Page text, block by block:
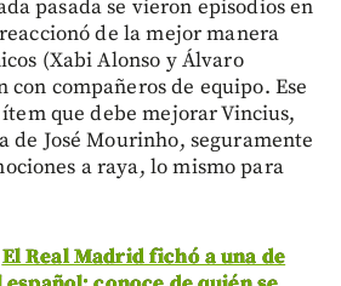
pasada se vieron episodios en
de la mejor manera
(Xabi Alonso y Álvaro
compañeros de equipo. Ese
que debe mejorar Vincius,
de José Mourinho, seguramente
a raya, lo mismo para
El Real Madrid fichó a una de